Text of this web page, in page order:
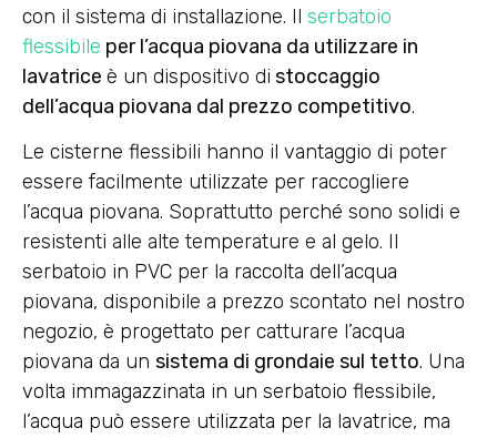
con il sistema di installazione. Il serbatoio
flessibile per l’acqua piovana da utilizzare in
lavatrice è un dispositivo di stoccaggio
dell’acqua piovana dal prezzo competitivo.
Le cisterne flessibili hanno il vantaggio di poter
essere facilmente utilizzate per raccogliere
l’acqua piovana. Soprattutto perché sono solidi e
resistenti alle alte temperature e al gelo. Il
serbatoio in PVC per la raccolta dell’acqua
piovana, disponibile a prezzo scontato nel nostro
negozio, è progettato per catturare l’acqua
piovana da un sistema di grondaie sul tetto. Una
volta immagazzinata in un serbatoio flessibile,
l’acqua può essere utilizzata per la lavatrice, ma